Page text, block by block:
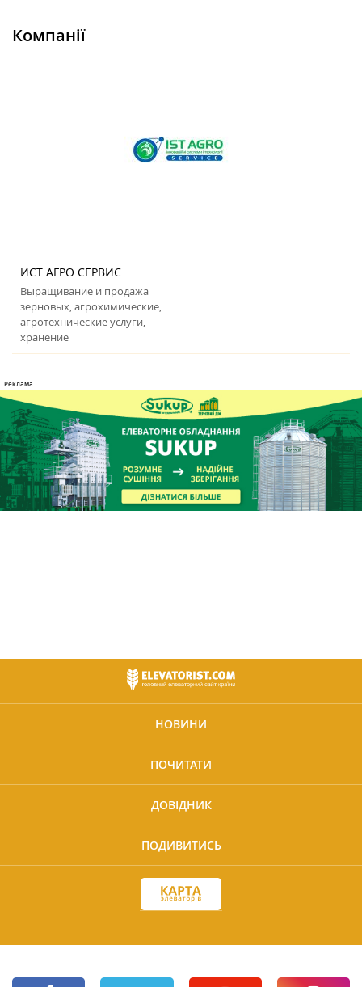
Компанії
ИСТ АГРО СЕРВИС
Выращивание и продажа
зерновых, агрохимические,
агротехнические услуги,
хранение
НОВИНИ
ПОЧИТАТИ
ДОВІДНИК
ПОДИВИТИСЬ